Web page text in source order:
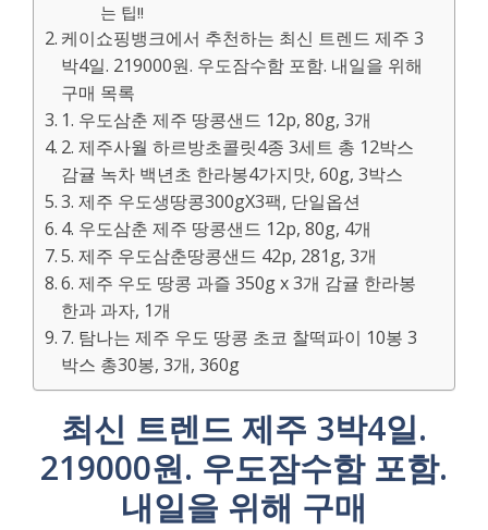
는 팁!!
케이쇼핑뱅크에서 추천하는 최신 트렌드 제주 3
박4일. 219000원. 우도잠수함 포함. 내일을 위해
구매 목록
1. 우도삼춘 제주 땅콩샌드 12p, 80g, 3개
2. 제주사월 하르방초콜릿4종 3세트 총 12박스
감귤 녹차 백년초 한라봉4가지맛, 60g, 3박스
3. 제주 우도생땅콩300gX3팩, 단일옵션
4. 우도삼춘 제주 땅콩샌드 12p, 80g, 4개
5. 제주 우도삼춘땅콩샌드 42p, 281g, 3개
6. 제주 우도 땅콩 과즐 350g x 3개 감귤 한라봉
한과 과자, 1개
7. 탐나는 제주 우도 땅콩 초코 찰떡파이 10봉 3
박스 총30봉, 3개, 360g
최신 트렌드 제주 3박4일.
219000원. 우도잠수함 포함.
내일을 위해 구매